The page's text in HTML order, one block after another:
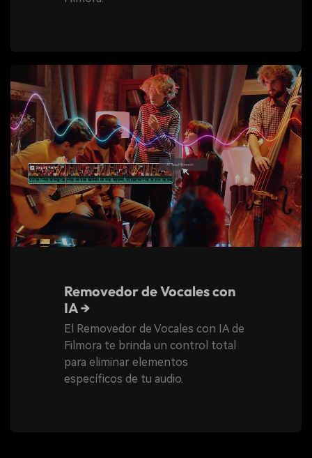
Removedor de Vocales con
IA →
El Removedor de Vocales con IA de
Filmora te brinda un control total
para eliminar elementos
específicos de tu audio.